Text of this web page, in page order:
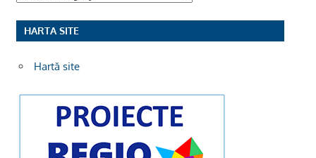
HARTA SITE
Hartă site